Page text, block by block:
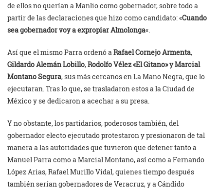
de ellos no querían a Manlio como gobernador, sobre todo a
partir de las declaraciones que hizo como candidato: «Cuando
sea gobernador voy a expropiar Almolonga«.
Así que el mismo Parra ordenó a Rafael Cornejo Armenta,
Gildardo Alemán Lobillo,Rodolfo Vélez «El Gitano» y Marcial
Montano Segura, sus más cercanos en La Mano Negra, que lo
ejecutaran. Tras lo que, se trasladaron estos a la Ciudad de
México y se dedicaron a acechar a su presa.
Y no obstante, los partidarios, poderosos también, del
gobernador electo ejecutado protestaron y presionaron de tal
manera a las autoridades que tuvieron que detener tanto a
Manuel Parra como a Marcial Montano, así como a Fernando
López Arias, Rafael Murillo Vidal, quienes tiempo después
también serían gobernadores de Veracruz, y a Cándido